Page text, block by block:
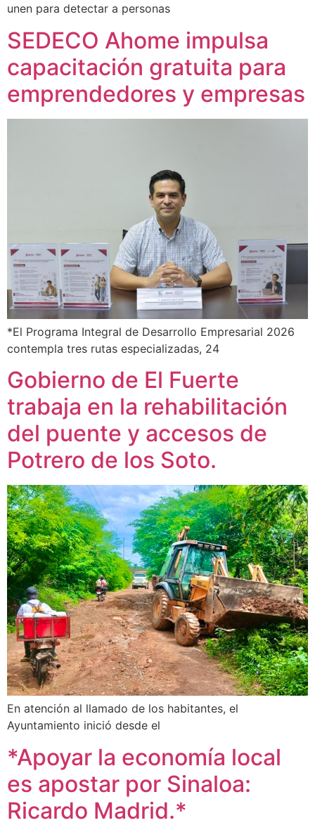
unen para detectar a personas
SEDECO Ahome impulsa
capacitación gratuita para
emprendedores y empresas
*El Programa Integral de Desarrollo Empresarial 2026
contempla tres rutas especializadas, 24
Gobierno de El Fuerte
trabaja en la rehabilitación
del puente y accesos de
Potrero de los Soto.
En atención al llamado de los habitantes, el
Ayuntamiento inició desde el
*Apoyar la economía local
es apostar por Sinaloa:
Ricardo Madrid.*